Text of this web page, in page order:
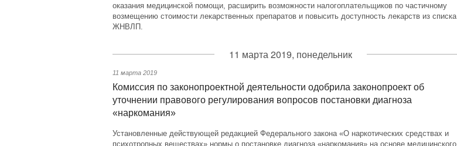
оказания медицинской помощи, расширить возможности налогоплательщиков по частичному
возмещению стоимости лекарственных препаратов и повысить доступность лекарств из списка
ЖНВЛП.
11 марта 2019, понедельник
11 марта 2019
Комиссия по законопроектной деятельности одобрила законопроект об
уточнении правового регулирования вопросов постановки диагноза
«наркомания»
Установленные действующей редакцией Федерального закона «О наркотических средствах и
психотропных веществах» нормы о постановке диагноза «наркомания» на основе медицинского